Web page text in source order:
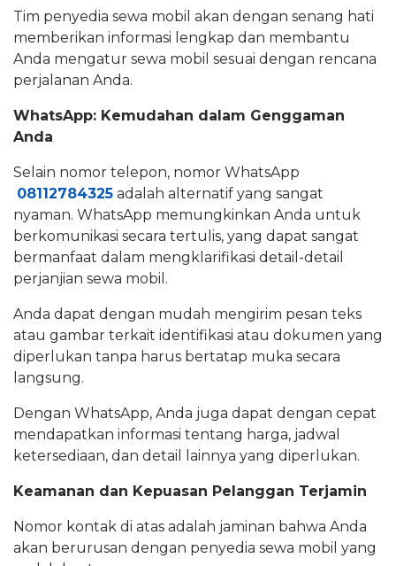
Tim penyedia sewa mobil akan dengan senang hati
memberikan informasi lengkap dan membantu
Anda mengatur sewa mobil sesuai dengan rencana
perjalanan Anda.
WhatsApp: Kemudahan dalam Genggaman
Anda
Selain nomor telepon, nomor WhatsApp
08112784325 adalah alternatif yang sangat
nyaman. WhatsApp memungkinkan Anda untuk
berkomunikasi secara tertulis, yang dapat sangat
bermanfaat dalam mengklarifikasi detail-detail
perjanjian sewa mobil.
Anda dapat dengan mudah mengirim pesan teks
atau gambar terkait identifikasi atau dokumen yang
diperlukan tanpa harus bertatap muka secara
langsung.
Dengan WhatsApp, Anda juga dapat dengan cepat
mendapatkan informasi tentang harga, jadwal
ketersediaan, dan detail lainnya yang diperlukan.
Keamanan dan Kepuasan Pelanggan Terjamin
Nomor kontak di atas adalah jaminan bahwa Anda
akan berurusan dengan penyedia sewa mobil yang